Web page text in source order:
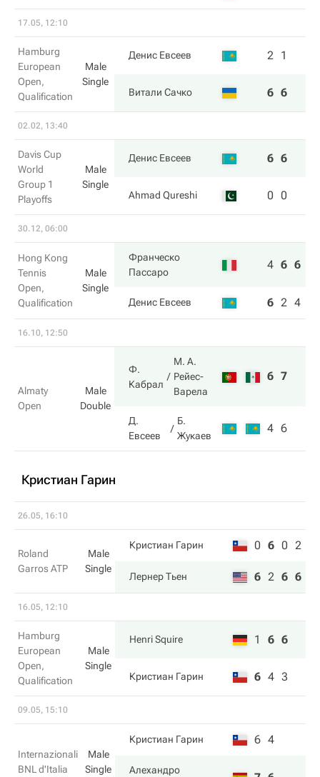
17.05, 12:10
Hamburg
European
Open,
Qualification
Male
Single
Денис Евсеев 2 1
Витали Сачко 6 6
02.02, 13:40
Davis Cup
World
Group 1
Playoffs
Male
Single
Денис Евсеев 6 6
Ahmad Qureshi 0 0
30.12, 06:00
Hong Kong
Tennis
Open,
Qualification
Male
Single
Франческо
Пассаро
4 6 6
Денис Евсеев 6 2 4
16.10, 12:50
Almaty
Open
Male
Double
Ф.
Кабрал
М. А.
Рейес-
Варела
6 7
Д.
Евсеев
Б.
Жукаев
4 6
Кристиан Гарин
26.05, 16:10
Roland
Garros ATP
Male
Single
Кристиан Гарин 0 6 0 2
Лернер Тьен 6 2 6 6
16.05, 12:10
Hamburg
European
Open,
Qualification
Male
Single
Henri Squire 1 6 6
Кристиан Гарин 6 4 3
09.05, 15:10
Internazionali
BNL d'Italia
Male
Single
Кристиан Гарин 6 4
Алехандро